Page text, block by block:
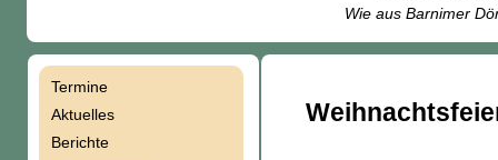
Wie aus Barnimer
Termine
Aktuelles
Berichte